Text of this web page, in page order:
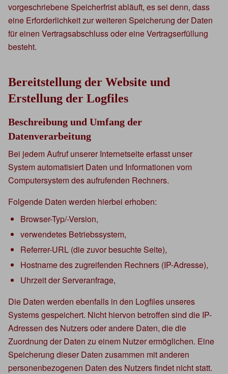
vorgeschriebene Speicherfrist abläuft, es sei denn, dass
eine Erforderlichkeit zur weiteren Speicherung der Daten
für einen Vertragsabschluss oder eine Vertragserfüllung
besteht.
Bereitstellung der Website und
Erstellung der Logfiles
Beschreibung und Umfang der
Datenverarbeitung
Bei jedem Aufruf unserer Internetseite erfasst unser
System automatisiert Daten und Informationen vom
Computersystem des aufrufenden Rechners.
Folgende Daten werden hierbei erhoben:
Browser-Typ/-Version,
verwendetes Betriebssystem,
Referrer-URL (die zuvor besuchte Seite),
Hostname des zugreifenden Rechners (IP-Adresse),
Uhrzeit der Serveranfrage,
Die Daten werden ebenfalls in den Logfiles unseres
Systems gespeichert. Nicht hiervon betroffen sind die IP-
Adressen des Nutzers oder andere Daten, die die
Zuordnung der Daten zu einem Nutzer ermöglichen. Eine
Speicherung dieser Daten zusammen mit anderen
personenbezogenen Daten des Nutzers findet nicht statt.